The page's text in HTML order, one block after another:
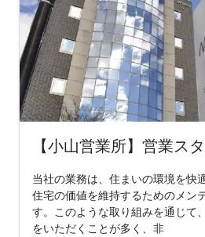
【小山営業所】営業ス
当社の業務は、住まいの環境を快
住宅の価値を維持するためのメン
す。このような取り組みを通じて
をいただくことが多く、非